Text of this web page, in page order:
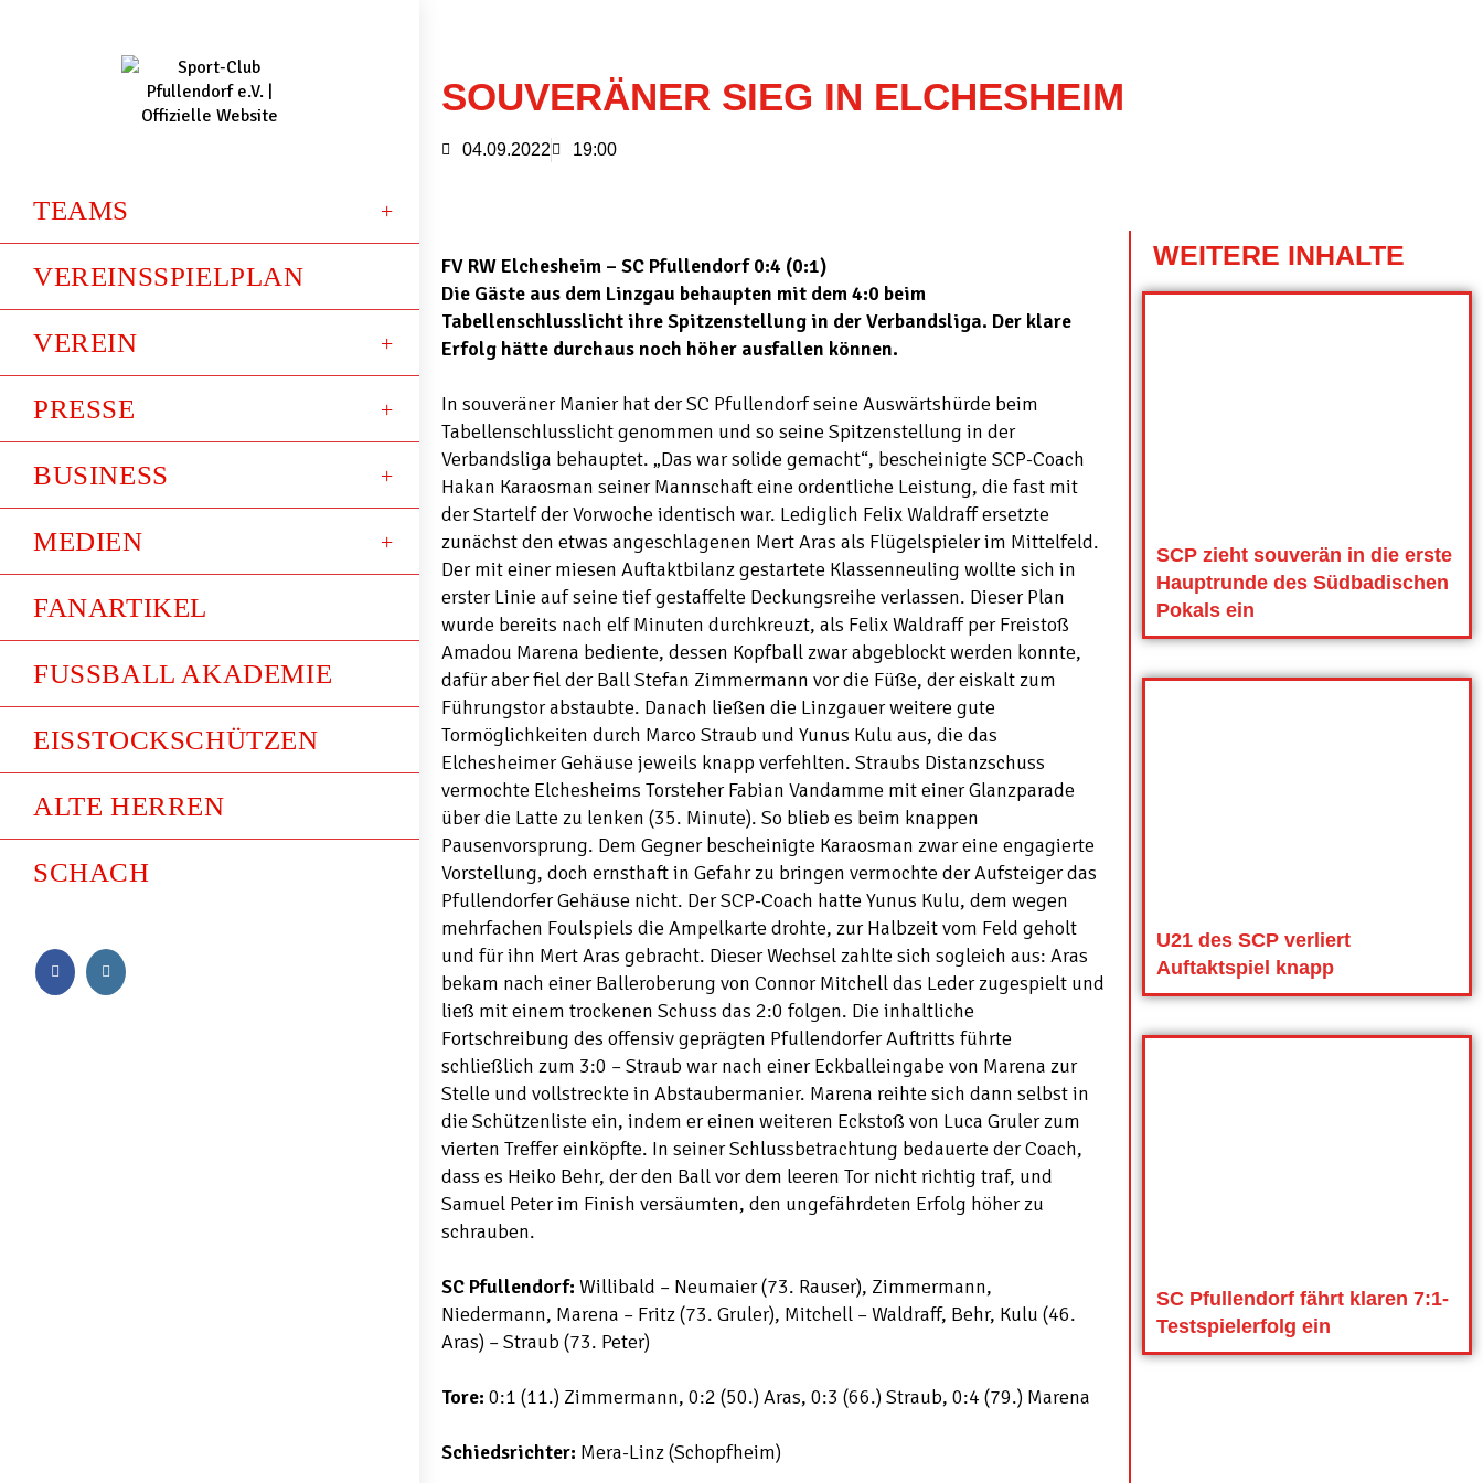
TEAMS
VEREINSSPIELPLAN
VEREIN
PRESSE
BUSINESS
MEDIEN
FANARTIKEL
FUSSBALL AKADEMIE
EISSTOCKSCHÜTZEN
ALTE HERREN
SCHACH
SOUVERÄNER SIEG IN ELCHESHEIM
04.09.2022 19:00
FV RW Elchesheim – SC Pfullendorf 0:4 (0:1)
Die Gäste aus dem Linzgau behaupten mit dem 4:0 beim
Tabellenschlusslicht ihre Spitzenstellung in der Verbandsliga. Der klare
Erfolg hätte durchaus noch höher ausfallen können.
In souveräner Manier hat der SC Pfullendorf seine Auswärtshürde beim
Tabellenschlusslicht genommen und so seine Spitzenstellung in der
Verbandsliga behauptet. „Das war solide gemacht“, bescheinigte SCP-Coach
Hakan Karaosman seiner Mannschaft eine ordentliche Leistung, die fast mit
der Startelf der Vorwoche identisch war. Lediglich Felix Waldraff ersetzte
zunächst den etwas angeschlagenen Mert Aras als Flügelspieler im Mittelfeld.
Der mit einer miesen Auftaktbilanz gestartete Klassenneuling wollte sich in
erster Linie auf seine tief gestaffelte Deckungsreihe verlassen. Dieser Plan
wurde bereits nach elf Minuten durchkreuzt, als Felix Waldraff per Freistoß
Amadou Marena bediente, dessen Kopfball zwar abgeblockt werden konnte,
dafür aber fiel der Ball Stefan Zimmermann vor die Füße, der eiskalt zum
Führungstor abstaubte. Danach ließen die Linzgauer weitere gute
Tormöglichkeiten durch Marco Straub und Yunus Kulu aus, die das
Elchesheimer Gehäuse jeweils knapp verfehlten. Straubs Distanzschuss
vermochte Elchesheims Torsteher Fabian Vandamme mit einer Glanzparade
über die Latte zu lenken (35. Minute). So blieb es beim knappen
Pausenvorsprung. Dem Gegner bescheinigte Karaosman zwar eine engagierte
Vorstellung, doch ernsthaft in Gefahr zu bringen vermochte der Aufsteiger das
Pfullendorfer Gehäuse nicht. Der SCP-Coach hatte Yunus Kulu, dem wegen
mehrfachen Foulspiels die Ampelkarte drohte, zur Halbzeit vom Feld geholt
und für ihn Mert Aras gebracht. Dieser Wechsel zahlte sich sogleich aus: Aras
bekam nach einer Balleroberung von Connor Mitchell das Leder zugespielt und
ließ mit einem trockenen Schuss das 2:0 folgen. Die inhaltliche
Fortschreibung des offensiv geprägten Pfullendorfer Auftritts führte
schließlich zum 3:0 – Straub war nach einer Eckballeingabe von Marena zur
Stelle und vollstreckte in Abstaubermanier. Marena reihte sich dann selbst in
die Schützenliste ein, indem er einen weiteren Eckstoß von Luca Gruler zum
vierten Treffer einköpfte. In seiner Schlussbetrachtung bedauerte der Coach,
dass es Heiko Behr, der den Ball vor dem leeren Tor nicht richtig traf, und
Samuel Peter im Finish versäumten, den ungefährdeten Erfolg höher zu
schrauben.
SC Pfullendorf: Willibald – Neumaier (73. Rauser), Zimmermann,
Niedermann, Marena – Fritz (73. Gruler), Mitchell – Waldraff, Behr, Kulu (46.
Aras) – Straub (73. Peter)
Tore: 0:1 (11.) Zimmermann, 0:2 (50.) Aras, 0:3 (66.) Straub, 0:4 (79.) Marena
Schiedsrichter: Mera-Linz (Schopfheim)
WEITERE INHALTE
SCP zieht souverän in die erste
Hauptrunde des Südbadischen
Pokals ein
U21 des SCP verliert
Auftaktspiel knapp
SC Pfullendorf fährt klaren 7:1-
Testspielerfolg ein